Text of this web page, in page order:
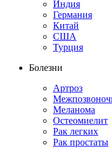
Индия
Германия
Китай
США
Турция
Болезни
Артроз
Меланома
Остеомиелит
Рак легких
Рак простаты